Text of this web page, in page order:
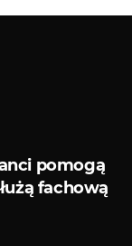
pomogą
fachową